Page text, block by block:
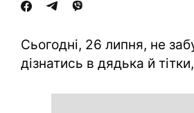
Сьогодні, 26 липня, не
дізнатись в дядька й